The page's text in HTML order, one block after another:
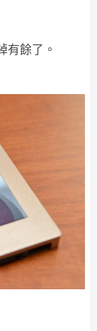
有餘了。